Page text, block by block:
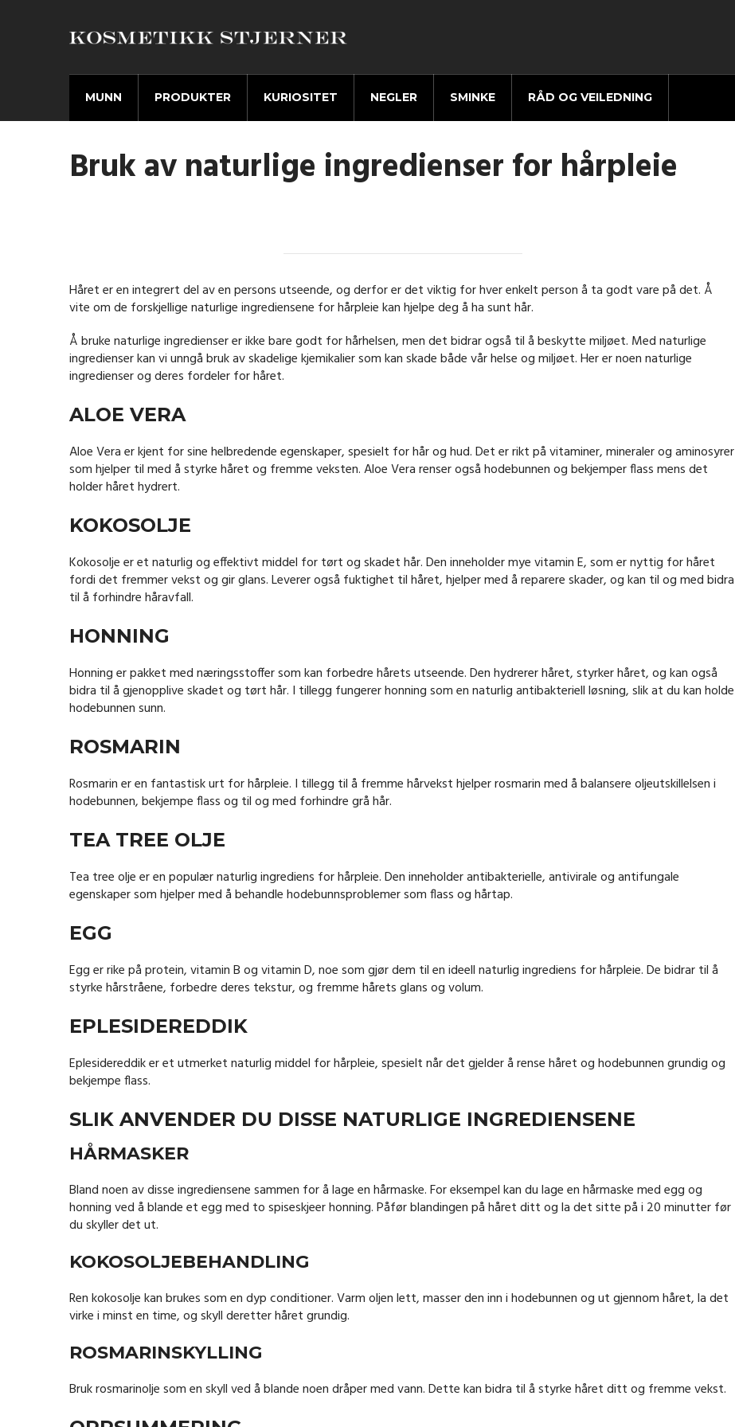
MUNN PRODUKTER KURIOSITET NEGLER SMINKE RÅD OG VEILEDNING
Bruk av naturlige ingredienser for hårpleie
Håret er en integrert del av en persons utseende, og derfor er det viktig for hver enkelt person å ta godt vare på det. Å
vite om de forskjellige naturlige ingrediensene for hårpleie kan hjelpe deg å ha sunt hår.
Å bruke naturlige ingredienser er ikke bare godt for hårhelsen, men det bidrar også til å beskytte miljøet. Med naturlige
ingredienser kan vi unngå bruk av skadelige kjemikalier som kan skade både vår helse og miljøet. Her er noen naturlige
ingredienser og deres fordeler for håret.
ALOE VERA
Aloe Vera er kjent for sine helbredende egenskaper, spesielt for hår og hud. Det er rikt på vitaminer, mineraler og aminosyrer
som hjelper til med å styrke håret og fremme veksten. Aloe Vera renser også hodebunnen og bekjemper flass mens det
holder håret hydrert.
KOKOSOLJE
Kokosolje er et naturlig og effektivt middel for tørt og skadet hår. Den inneholder mye vitamin E, som er nyttig for håret
fordi det fremmer vekst og gir glans. Leverer også fuktighet til håret, hjelper med å reparere skader, og kan til og med bidra
til å forhindre håravfall.
HONNING
Honning er pakket med næringsstoffer som kan forbedre hårets utseende. Den hydrerer håret, styrker håret, og kan også
bidra til å gjenopplive skadet og tørt hår. I tillegg fungerer honning som en naturlig antibakteriell løsning, slik at du kan holde
hodebunnen sunn.
ROSMARIN
Rosmarin er en fantastisk urt for hårpleie. I tillegg til å fremme hårvekst hjelper rosmarin med å balansere oljeutskillelsen i
hodebunnen, bekjempe flass og til og med forhindre grå hår.
TEA TREE OLJE
Tea tree olje er en populær naturlig ingrediens for hårpleie. Den inneholder antibakterielle, antivirale og antifungale
egenskaper som hjelper med å behandle hodebunnsproblemer som flass og hårtap.
EGG
Egg er rike på protein, vitamin B og vitamin D, noe som gjør dem til en ideell naturlig ingrediens for hårpleie. De bidrar til å
styrke hårstråene, forbedre deres tekstur, og fremme hårets glans og volum.
EPLESIDEREDDIK
Eplesidereddik er et utmerket naturlig middel for hårpleie, spesielt når det gjelder å rense håret og hodebunnen grundig og
bekjempe flass.
SLIK ANVENDER DU DISSE NATURLIGE INGREDIENSENE
HÅRMASKER
Bland noen av disse ingrediensene sammen for å lage en hårmaske. For eksempel kan du lage en hårmaske med egg og
honning ved å blande et egg med to spiseskjeer honning. Påfør blandingen på håret ditt og la det sitte på i 20 minutter før
du skyller det ut.
KOKOSOLJEBEHANDLING
Ren kokosolje kan brukes som en dyp conditioner. Varm oljen lett, masser den inn i hodebunnen og ut gjennom håret, la det
virke i minst en time, og skyll deretter håret grundig.
ROSMARINSKYLLING
Bruk rosmarinolje som en skyll ved å blande noen dråper med vann. Dette kan bidra til å styrke håret ditt og fremme vekst.